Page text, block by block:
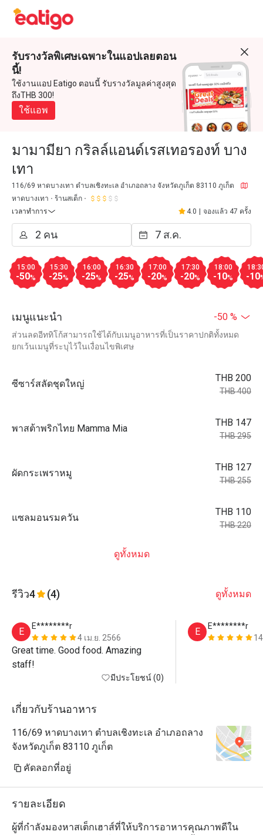
รับรางวัลพิเศษเฉพาะในแอปเลยตอน
นี้!
ใช้งานแอป Eatigo ตอนนี้ รับรางวัลมูลค่าสูงสุด
ถึงTHB 300!
ใช้แอพ
มามามียา กริลล์แอนด์เรสเทอรองท์ บาง
เทา
116/69 หาดบางเทา ตำบลเชิงทะเล อำเภอถลาง จังหวัดภูเก็ต 83110 ภูเก็ต
หาดบางเทา
ร้านสเต็ก
เวลาทำการ
4.0 จองแล้ว 47 ครั้ง
15:00
-50%
15:30
-25%
16:00
-25%
16:30
-25%
17:00
-20%
17:30
-20%
18:00
-10% -10
เมนูแนะนำ -50 %
ส่วนลดอีททิโก้สามารถใช้ได้กับเมนูอาหารที่เป็นราคาปกติทั้งหมด
ยกเว้นเมนูที่ระบุไว้ในเงื่อนไขพิเศษ
ซีซาร์สลัดชุดใหญ่
THB 200
THB 400
พาสต้าพริกไทย Mamma Mia
THB 147
THB 295
ผัดกระเพราหมู
THB 127
THB 255
แซลมอนรมควัน
THB 110
THB 220
ดูทั้งหมด
รีวิว4 (4) ดูทั้งหมด
E
E********r
4 เม.ย. 2566
Great time. Good food. Amazing
staff!
มีประโยชน์ (0)
E
E********r
เกี่ยวกับร้านอาหาร
116/69 หาดบางเทา ตำบลเชิงทะเล อำเภอถลาง
จังหวัดภูเก็ต 83110 ภูเก็ต
คัดลอกที่อยู่
รายละเอียด
ผู้ที่กำลังมองหาสเต็กเฮาส์ที่ให้บริการอาหารคุณภาพดีใน